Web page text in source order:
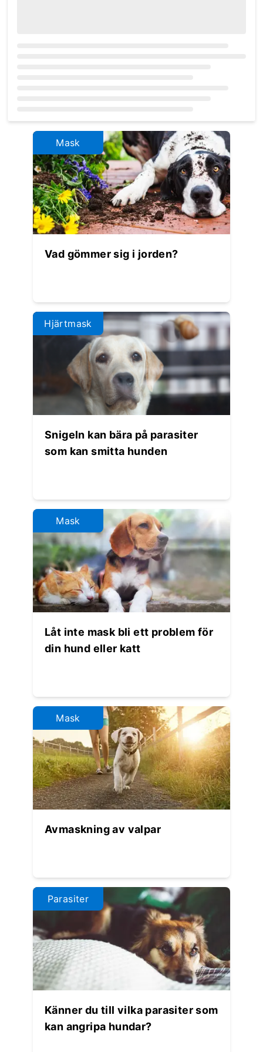
Loading...
Mask
Vad gömmer sig i jorden?
Hjärtmask
Snigeln kan bära på parasiter
som kan smitta hunden
Mask
Låt inte mask bli ett problem för
din hund eller katt
Mask
Avmaskning av valpar
Parasiter
Känner du till vilka parasiter som
kan angripa hundar?